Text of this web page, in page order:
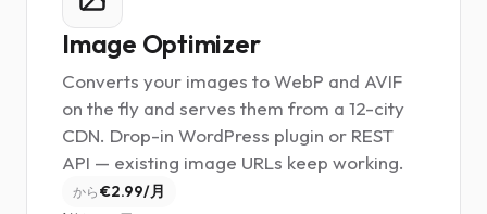
Image Optimizer
Converts your images to WebP and AVIF
on the fly and serves them from a 12-city
CDN. Drop-in WordPress plugin or REST
API — existing image URLs keep working.
から €2.99/月